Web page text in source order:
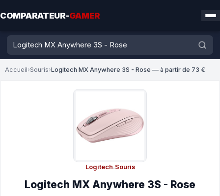
COMPARATEUR-GAMER
Accueil›Souris›Logitech MX Anywhere 3S - Rose — à partir de 73 €
Logitech·Souris
Logitech MX Anywhere 3S - Rose